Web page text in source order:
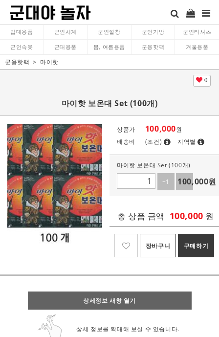
입대용품 군인시계 군인깔창 군인가방 군인티셔츠
군인속옷 군대용품 봄, 여름용품 군용핫팩 겨울용품
군용핫팩 마이핫
0
마이핫 보온대 Set (100개)
상품가 100,000원
배송비
(조건) 지역별
마이핫 보온대 Set (100개)
+1
-1
100,000원
총 상품 금액 100,000 원
장바구니 구매하기
상세정보 새창 열기
상세 정보를 확대해 보실 수 있습니다.